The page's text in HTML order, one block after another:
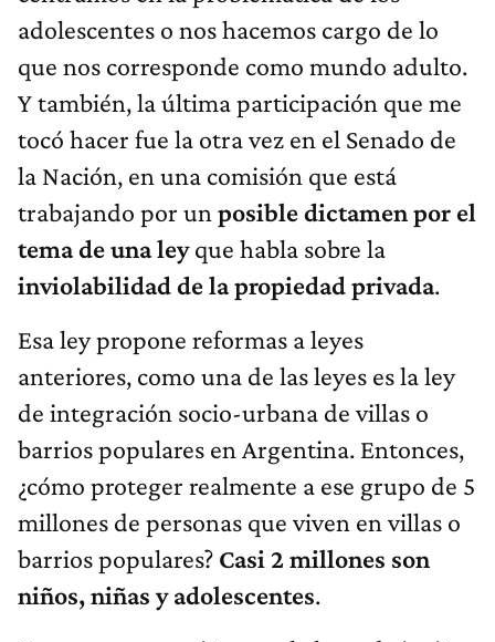
adolescentes o nos hacemos cargo de lo
que nos corresponde como mundo adulto.
Y también, la última participación que me
tocó hacer fue la otra vez en el Senado de
la Nación, en una comisión que está
trabajando por un posible dictamen por el
tema de una leyque habla sobre la
inviolabilidad de la propiedad privada.
Esa ley propone reformas a leyes
anteriores, como una de las leyes es la ley
de integración socio-urbana de villas o
barrios populares en Argentina. Entonces,
¿cómo proteger realmente a ese grupo de 5
millones de personas que viven en villas o
barrios populares? Casi 2 millones son
niños, niñas y adolescentes.